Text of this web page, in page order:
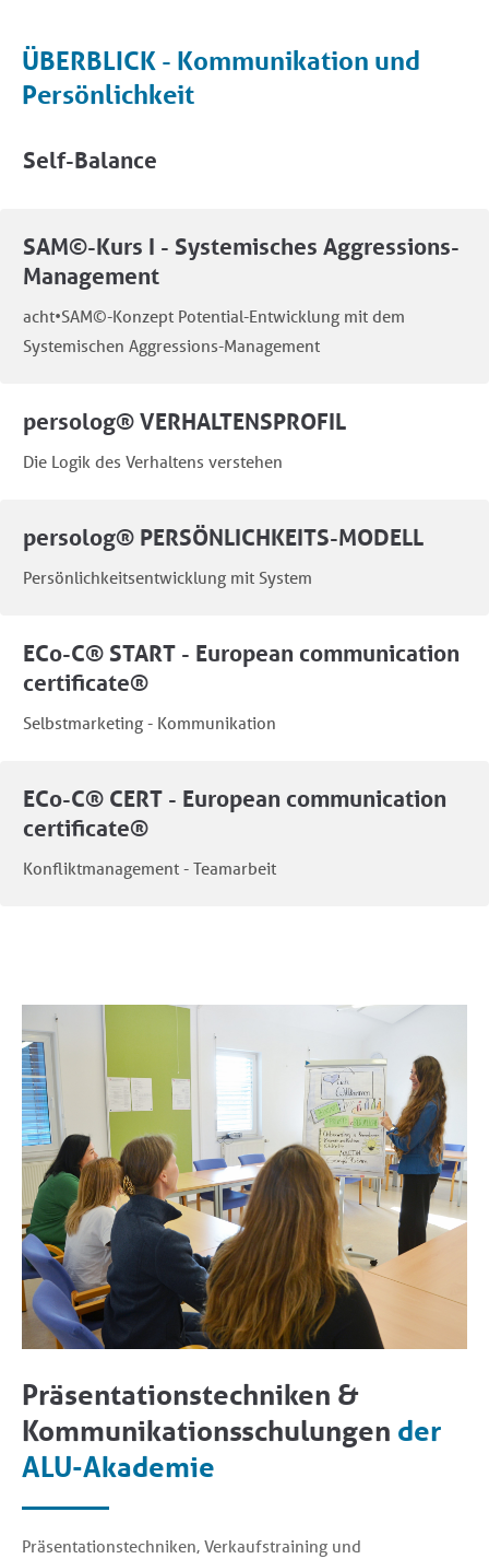
Prüfung A1 - Fit für Österreich
ÖSD - Integrationsprüfung B1
ÖIF - Integrationsprüfung B1
ÜBERBLICK - Kommunikation und
Persönlichkeit
Self-Balance
SAM©-Kurs I - Systemisches Aggressions-
Management
acht•SAM©-Konzept Potential-Entwicklung mit dem
Systemischen Aggressions-Management
persolog® VERHALTENSPROFIL
Die Logik des Verhaltens verstehen
persolog® PERSÖNLICHKEITS-MODELL
Persönlichkeitsentwicklung mit System
ECo-C® START - European communication
certificate®
Selbstmarketing - Kommunikation
ECo-C® CERT - European communication
certificate®
Konfliktmanagement - Teamarbeit
Präsentationstechniken &
Kommunikationsschulungen der
ALU-Akademie
Präsentationstechniken, Verkaufstraining und